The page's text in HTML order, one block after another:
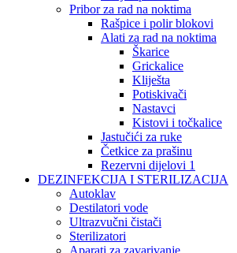
Pribor za rad na noktima
Rašpice i polir blokovi
Alati za rad na noktima
Škarice
Grickalice
Kliješta
Potiskivači
Nastavci
Kistovi i točkalice
Jastučići za ruke
Četkice za prašinu
Rezervni dijelovi 1
DEZINFEKCIJA I STERILIZACIJA
Autoklav
Destilatori vode
Ultrazvučni čistači
Sterilizatori
Aparati za zavarivanje